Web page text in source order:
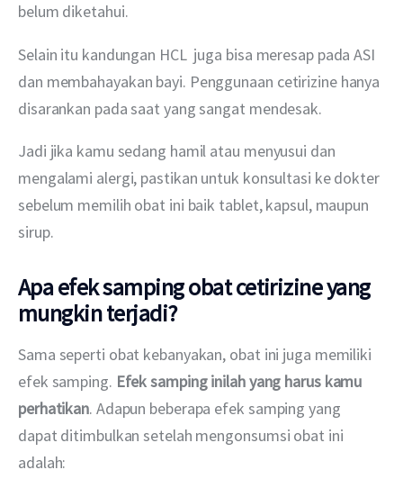
belum diketahui.
Selain itu kandungan HCL  juga bisa meresap pada ASI
dan membahayakan bayi. Penggunaan cetirizine hanya
disarankan pada saat yang sangat mendesak.
Jadi jika kamu sedang hamil atau menyusui dan
mengalami alergi, pastikan untuk konsultasi ke dokter
sebelum memilih obat ini baik tablet, kapsul, maupun
sirup.
Apa efek samping obat cetirizine yang
mungkin terjadi?
Sama seperti obat kebanyakan, obat ini juga memiliki
efek samping. Efek samping inilah yang harus kamu
perhatikan. Adapun beberapa efek samping yang
dapat ditimbulkan setelah mengonsumsi obat ini
adalah: